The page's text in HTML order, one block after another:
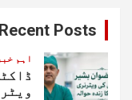
Recent Posts
اہم